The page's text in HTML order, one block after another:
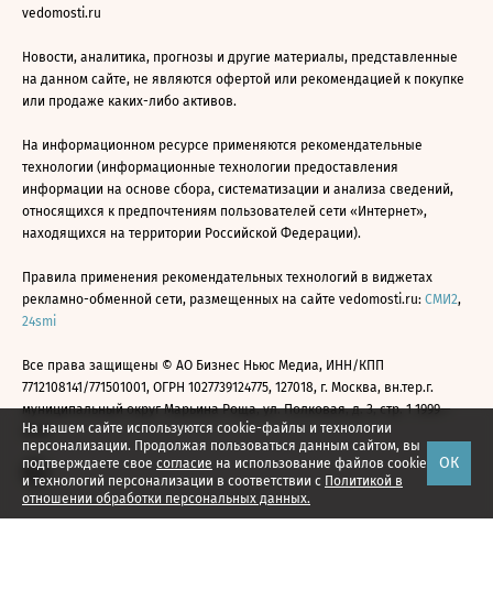
На нашем сайте используются cookie-файлы и технологии
персонализации. Продолжая пользоваться данным сайтом, вы
подтверждаете свое согласие на использование файлов cookie
и технологий персонализации в соответствии с Политикой в
отношении обработки персональных данных.
ОК
vedomosti.ru
Новости, аналитика, прогнозы и другие материалы, представленные
на данном сайте, не являются офертой или рекомендацией к покупке
или продаже каких-либо активов.
На информационном ресурсе применяются рекомендательные
технологии (информационные технологии предоставления
информации на основе сбора, систематизации и анализа сведений,
относящихся к предпочтениям пользователей сети «Интернет»,
находящихся на территории Российской Федерации).
Правила применения рекомендательных технологий в виджетах
рекламно-обменной сети, размещенных на сайте vedomosti.ru: СМИ2,
24smi
Все права защищены © АО Бизнес Ньюс Медиа, ИНН/КПП
7712108141/771501001, ОГРН 1027739124775, 127018, г. Москва, вн.тер.г.
муниципальный округ Марьина Роща, ул. Полковая, д. 3, стр. 1 1999—
2026